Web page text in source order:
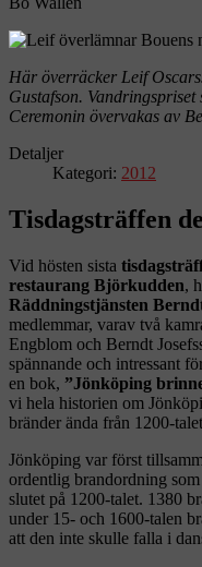
Här överräcker Leif
Gustafson.
Ceremonin övervakas av
Detaljer
Kategori: 2012
Tisdagsträffen
Vid hösten sista
restaurang Björkudden,
Räddningstjänsten
medlemmar, varav två
Engblom och Berndt
spännande och intressant
en bok, ”Jönköping
vi hela historien om
bränder ända från 1200-
Jönköping var först
ordentlig brandordning
slutet på 1200-talet. 1380
under 15- och 1600-talen
att den inte skulle falla i